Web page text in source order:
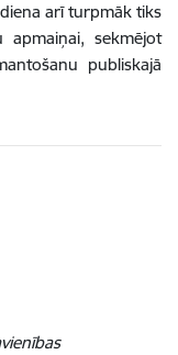
arī turpmāk tiks
sekmējot
publiskajā